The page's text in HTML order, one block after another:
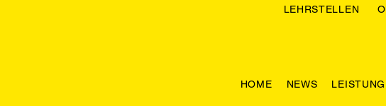
LEHRSTELLEN
HOME NEWS